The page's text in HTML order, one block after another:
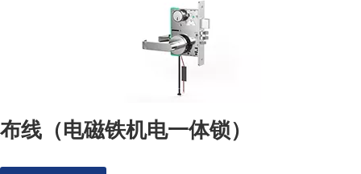
布线（电磁铁机电一体锁）